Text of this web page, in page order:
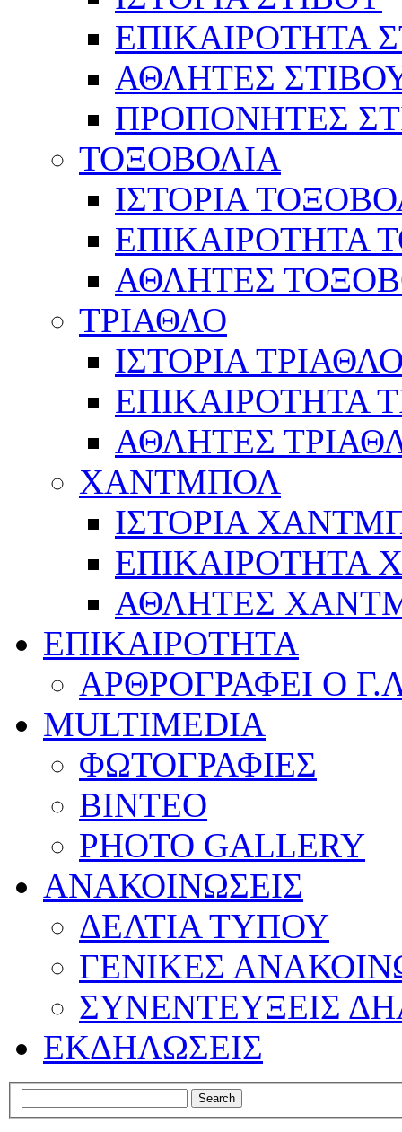
ΕΠΙΚΑΙΡΟΤΗΤΑ
ΑΘΛΗΤΕΣ
ΠΡΟΠΟΝΗΤΕΣ
ΤΟΞΟΒΟΛΙΑ
ΙΣΤΟΡΙΑ
ΕΠΙΚΑΙΡΟΤΗΤΑ
ΑΘΛΗΤΕΣ
ΤΡΙΑΘΛΟ
ΙΣΤΟΡΙΑ
ΕΠΙΚΑΙΡΟΤΗΤΑ
ΑΘΛΗΤΕΣ
ΧΑΝΤΜΠΟΛ
ΙΣΤΟΡΙΑ
ΕΠΙΚΑΙΡΟΤΗΤΑ
ΑΘΛΗΤΕΣ
ΕΠΙΚΑΙΡΟΤΗΤΑ
ΑΡΘΡΟΓΡΑΦΕΙ Ο
MULTIMEDIA
ΦΩΤΟΓΡΑΦΙΕΣ
ΒΙΝΤΕΟ
PHOTO GALLERY
ΑΝΑΚΟΙΝΩΣΕΙΣ
ΔΕΛΤΙΑ ΤΥΠΟΥ
ΓΕΝΙΚΕΣ
ΣΥΝΕΝΤΕΥΞΕΙΣ
ΕΚΔΗΛΩΣΕΙΣ